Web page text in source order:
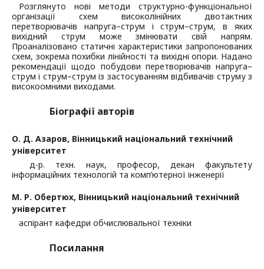
Розглянуто нові методи структурно-функціональної
організації схем високолінійних двотактних
перетворювачів напруга–струм і струм–струм, в яких
вихідний струм може змінювати свій напрям.
Проаналізовано статичні характеристики запропонованих
схем, зокрема похибки лінійності та вихідні опори. Надано
рекомендації щодо побудови перетворювачів напруга–
струм і струм–струм із застосуванням відбивачів струму з
високоомними виходами.
Біографії авторів
О. Д. Азаров, Вінницький національний технічний
університет
д-р. техн. наук, професор, декан факультету
інформаційних технологій та комп’ютерної інженерії
М. Р. Обертюх, Вінницький національний технічний
університет
аспірант кафедри обчислювальної техніки
Посилання